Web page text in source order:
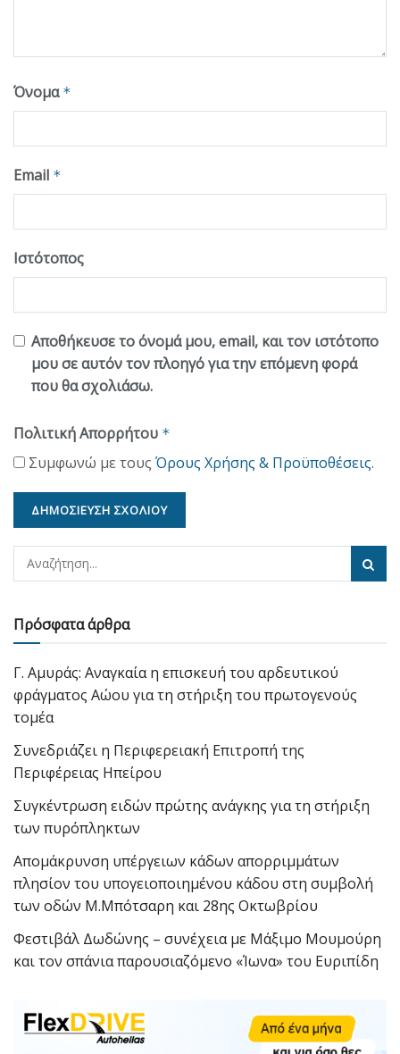
Όνομα *
Email *
Ιστότοπος
Αποθήκευσε το όνομά μου, email, και τον ιστότοπο
μου σε αυτόν τον πλοηγό για την επόμενη φορά
που θα σχολιάσω.
Πολιτική Απορρήτου *
Συμφωνώ με τους Όρους Χρήσης & Προϋποθέσεις.
Πρόσφατα άρθρα
Γ. Αμυράς: Αναγκαία η επισκευή του αρδευτικού
φράγματος Αώου για τη στήριξη του πρωτογενούς
τομέα
Συνεδριάζει η Περιφερειακή Επιτροπή της
Περιφέρειας Ηπείρου
Συγκέντρωση ειδών πρώτης ανάγκης για τη στήριξη
των πυρόπληκτων
Απομάκρυνση υπέργειων κάδων απορριμμάτων
πλησίον του υπογειοποιημένου κάδου στη συμβολή
των οδών Μ.Μπότσαρη και 28ης Οκτωβρίου
Φεστιβάλ Δωδώνης – συνέχεια με Μάξιμο Μουμούρη
και τον σπάνια παρουσιαζόμενο «Ίωνα» του Ευριπίδη